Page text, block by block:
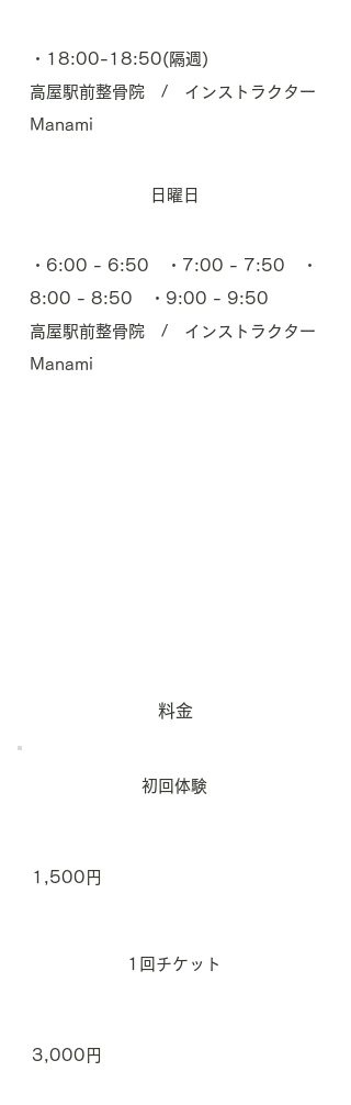
・18:00-18:50(隔週)
高屋駅前整骨院 / インストラクター
Manami
日曜日
・6:00 - 6:50 ・7:00 - 7:50 ・
8:00 - 8:50 ・9:00 - 9:50
高屋駅前整骨院 / インストラクター
Manami
料金
初回体験
1,500円
1回チケット
3,000円